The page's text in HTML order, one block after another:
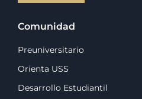
Comunidad
Preuniversitario
Orienta USS
Desarrollo Estudiantil